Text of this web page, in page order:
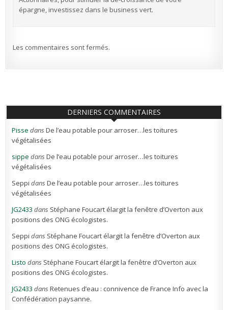
épargne, investissez dans le business vert.
Les commentaires sont fermés.
DERNIERS COMMENTAIRES
Pisse dansDe l’eau potable pour arroser…les toitures
végétalisées
sippe dansDe l’eau potable pour arroser…les toitures
végétalisées
Seppi dansDe l’eau potable pour arroser…les toitures
végétalisées
JG2433 dans Stéphane Foucart élargit la fenêtre d’Overton aux
positions des ONG écologistes.
Seppi dans Stéphane Foucart élargit la fenêtre d’Overton aux
positions des ONG écologistes.
Listo dans Stéphane Foucart élargit la fenêtre d’Overton aux
positions des ONG écologistes.
JG2433 dansRetenues d’eau : connivence de France Info avec la
Confédération paysanne.